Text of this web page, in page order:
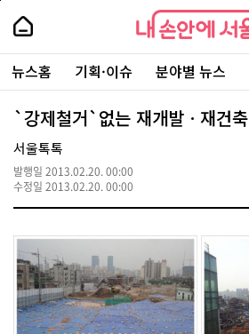
본
로
가
내
손
안
에
서
울
-
서
울
시
대
표
소
포
털
내
손
에
울
주
요
서
뉴스홈 기획·이슈 분야별 뉴스
`강제철거`없는 재개발ㆍ재건축
서울톡톡
발행일 2013.02.20. 00:00
수정일 2013.02.20. 00:00
페
상
단
로